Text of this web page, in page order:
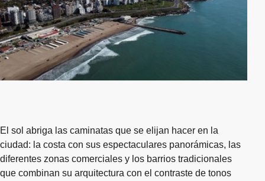
El sol abriga las caminatas que se elijan hacer en la
ciudad: la costa con sus espectaculares panorámicas, las
diferentes zonas comerciales y los barrios tradicionales
que combinan su arquitectura con el contraste de tonos